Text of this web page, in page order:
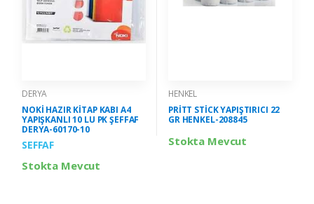
DERYA
NOKİ HAZIR KİTAP KABI A4
YAPIŞKANLI 10 LU PK ŞEFFAF
DERYA-60170-10
SEFFAF
Stokta Mevcut
HENKEL
PRİTT STİCK YAPIŞTIRICI 22
GR HENKEL-208845
Stokta Mevcut